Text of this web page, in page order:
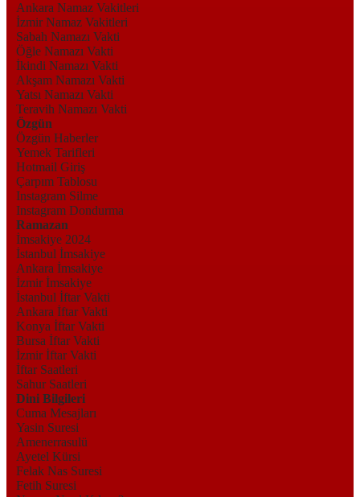
Ankara Namaz Vakitleri
İzmir Namaz Vakitleri
Sabah Namazı Vakti
Öğle Namazı Vakti
İkindi Namazı Vakti
Akşam Namazı Vakti
Yatsı Namazı Vakti
Teravih Namazı Vakti
Özgün
Özgün Haberler
Yemek Tarifleri
Hotmail Giriş
Çarpım Tablosu
Instagram Silme
Instagram Dondurma
Ramazan
İmsakiye 2024
İstanbul İmsakiye
Ankara İmsakiye
İzmir İmsakiye
İstanbul İftar Vakti
Ankara İftar Vakti
Konya İftar Vakti
Bursa İftar Vakti
İzmir İftar Vakti
İftar Saatleri
Sahur Saatleri
Dini Bilgileri
Cuma Mesajları
Yasin Suresi
Amenerrasulü
Ayetel Kürsi
Felak Nas Suresi
Fetih Suresi